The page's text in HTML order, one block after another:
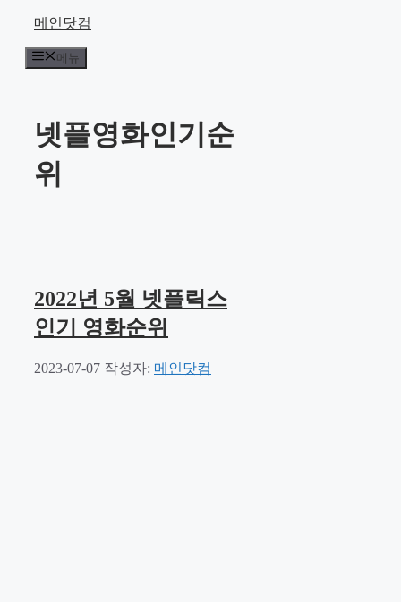
메인닷컴
메뉴
넷플영화인기순
위
2022년 5월 넷플릭스
인기 영화순위
2023-07-07 작성자: 메인닷컴